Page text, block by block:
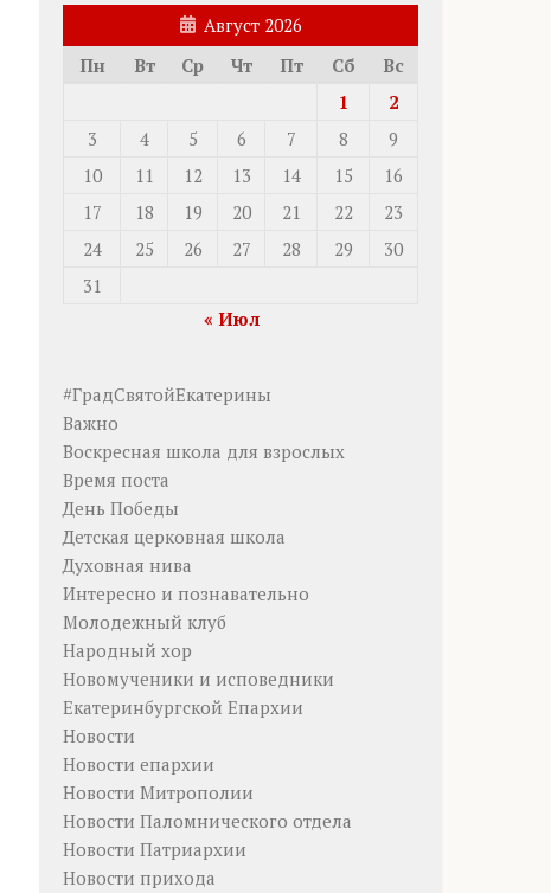
Август 2026
Пн
Вт Ср Чт Пт Сб
Вс
1
2
3
4 5 6 7 8
9
10
11 12 13 14 15
16
17
18 19 20 21 22
23
24
25 26 27 28 29
30
31
« Июл
#ГрадСвятойЕкатерины
Важно
Воскресная школа для взрослых
Время поста
День Победы
Детская церковная школа
Духовная нива
Интересно и познавательно
Молодежный клуб
Народный хор
Новомученики и исповедники
Екатеринбургской Епархии
Новости
Новости епархии
Новости Митрополии
Новости Паломнического отдела
Новости Патриархии
Новости прихода